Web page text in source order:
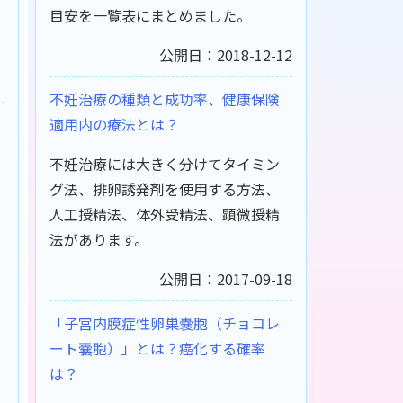
目安を一覧表にまとめました。
公開日：2018-12-12
不妊治療の種類と成功率、健康保険
適用内の療法とは？
不妊治療には大きく分けてタイミン
グ法、排卵誘発剤を使用する方法、
人工授精法、体外受精法、顕微授精
法があります。
公開日：2017-09-18
「子宮内膜症性卵巣嚢胞（チョコレ
ート嚢胞）」とは？癌化する確率
は？